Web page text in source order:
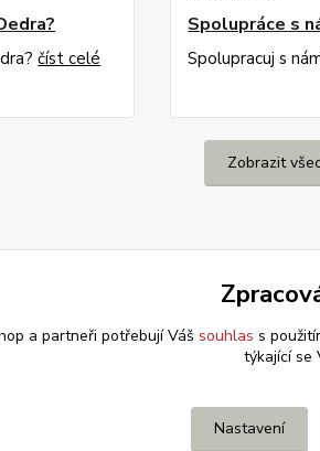
číst celé
Spolupráce s
Spolupracuj s
Zobrazit
a partneři potřebují Váš souhlas s
týkající se
Nastavení